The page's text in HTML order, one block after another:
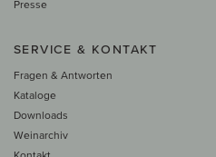
Presse
SERVICE & KONTAKT
Fragen & Antworten
Kataloge
Downloads
Weinarchiv